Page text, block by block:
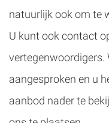
natuurlijk ook om te
U kunt ook contact
vertegenwoordigers.
aangesproken en u
aanbod nader te